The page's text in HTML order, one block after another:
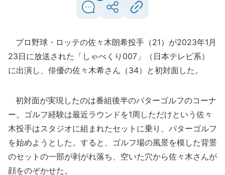
プロ野球・ロッテの佐々木朗希投手（21）が2023年1月
23日に放送された「しゃべくり007」（日本テレビ系）
に出演し、俳優の佐々木希さん（34）と初対面した。
初対面が実現したのは番組後半のパターゴルフのコーナ
ー。ゴルフ経験は最近ラウンドを1周しただけという佐々
木投手はスタジオに組まれたセットに乗り、パターゴルフ
を始めようとした。すると、ゴルフ場の風景を模した背景
のセットの一部が剥がれ落ち、空いた穴から佐々木さんが
顔をのぞかせた。